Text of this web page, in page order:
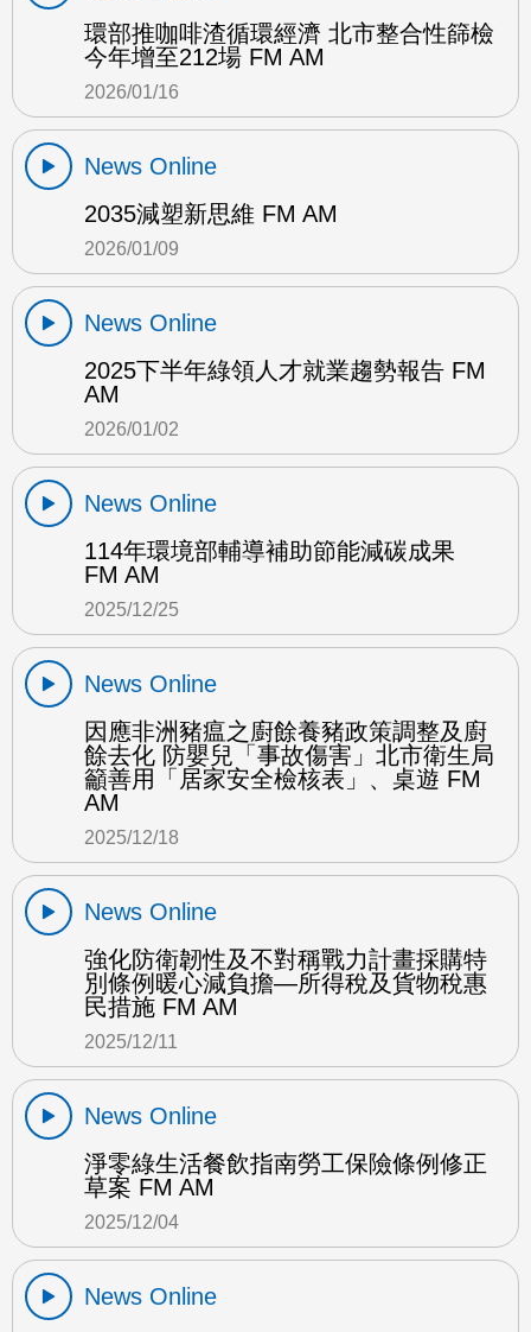
環部推咖啡渣循環經濟 北市整合性篩檢
今年增至212場 FM AM
2026/01/16
News Online
2035減塑新思維 FM AM
2026/01/09
News Online
2025下半年綠領人才就業趨勢報告 FM
AM
2026/01/02
News Online
114年環境部輔導補助節能減碳成果
FM AM
2025/12/25
News Online
因應非洲豬瘟之廚餘養豬政策調整及廚
餘去化 防嬰兒「事故傷害」北市衛生局
籲善用「居家安全檢核表」、桌遊 FM
AM
2025/12/18
News Online
強化防衛韌性及不對稱戰力計畫採購特
別條例暖心減負擔—所得稅及貨物稅惠
民措施 FM AM
2025/12/11
News Online
淨零綠生活餐飲指南勞工保險條例修正
草案 FM AM
2025/12/04
News Online